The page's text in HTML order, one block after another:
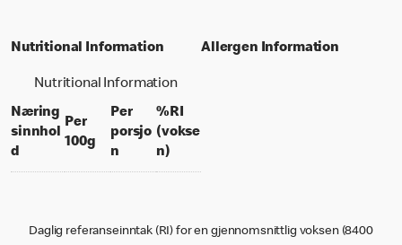
Nutritional Information
Nutritional Information
Næring
sinnhol
d
Per
100gper 100 grams
Per
porsjo
nper portion
%RI
(vokse
n)% daily value for an adult
Allergen Information
Daglig referanseinntak (RI) for en gjennomsnittlig voksen (8400